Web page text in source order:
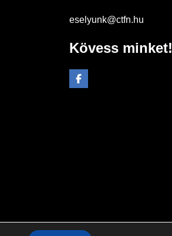
eselyunk@ctfn.hu
Kövess minket!